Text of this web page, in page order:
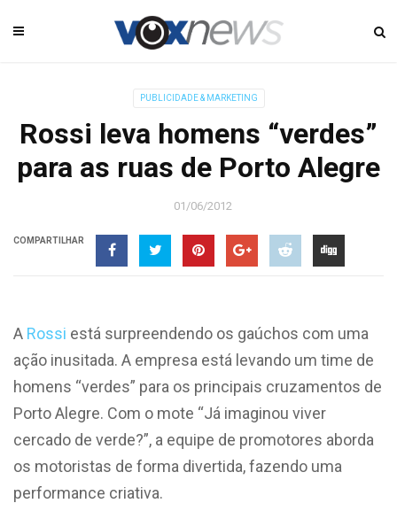
PUBLICIDADE & MARKETING
Rossi leva homens “verdes”
para as ruas de Porto Alegre
01/06/2012
COMPARTILHAR
A Rossi está surpreendendo os gaúchos com uma
ação inusitada. A empresa está levando um time de
homens “verdes” para os principais cruzamentos de
Porto Alegre. Com o mote “Já imaginou viver
cercado de verde?”, a equipe de promotores aborda
os motoristas de forma divertida, fazendo uma
performance criativa.